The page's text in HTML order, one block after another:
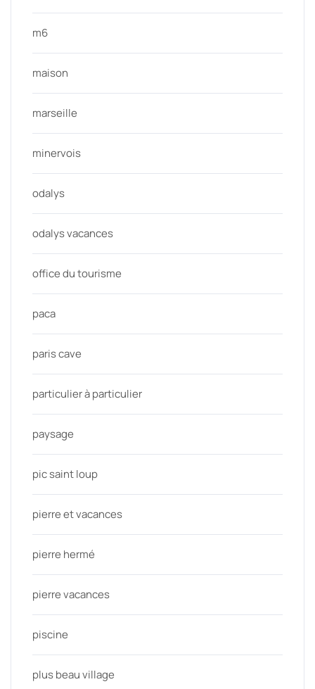
m6
maison
marseille
minervois
odalys
odalys vacances
office du tourisme
paca
paris cave
particulier à particulier
paysage
pic saint loup
pierre et vacances
pierre hermé
pierre vacances
piscine
plus beau village